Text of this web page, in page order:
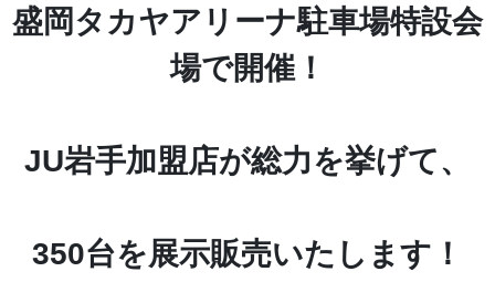
盛岡タカヤアリーナ駐車場特設会
場で開催！
JU岩手加盟店が総力を挙げて、
350台を展示販売いたします！